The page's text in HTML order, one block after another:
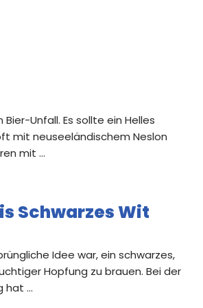
Bier-Unfall. Es sollte ein Helles
mit neuseeländischem Neslon
mit …
Schwarzes Wit
Idee war, ein schwarzes,
Hopfung zu brauen. Bei der
hat …